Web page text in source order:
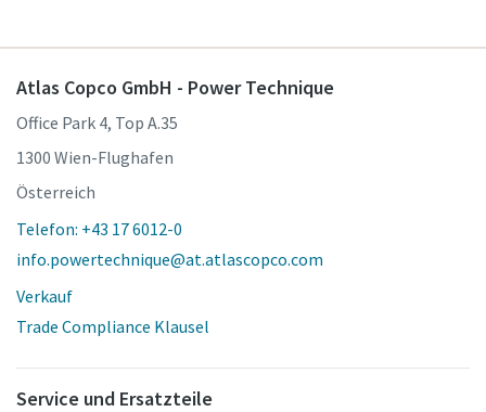
Atlas Copco GmbH - Power Technique
Office Park 4, Top A.35
1300 Wien-Flughafen
Österreich
Telefon: +43 17 6012-0
info.powertechnique@at.atlascopco.com
Verkauf
Trade Compliance Klausel
Service und Ersatzteile